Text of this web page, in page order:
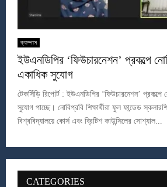
ক্যাম্পাস
ইউএনডিপির ‘ফিউচারনেশন’ প্রকল্পে
একাধিক সুযোগ
টেকসিঁড়ি রিপোর্ট : ইউএনডিপির ‘ফিউচারনেশন’ প্রকল্পে
সুযোগ পাচ্ছে। নোবিপ্রবি শিক্ষার্থীরা ফুল ফান্ডেড
বিশ্ববিদ্যালয়ে কোর্স এবং ব্রিটিশ কাউন্সিলের সোশ্যাল...
CATEGORIES